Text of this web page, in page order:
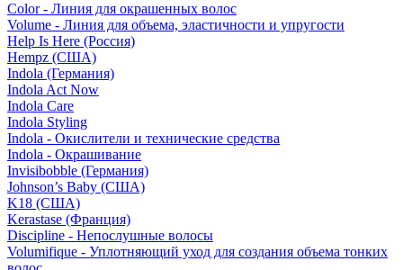
Color - Линия для окрашенных волос
Volume - Линия для объема, эластичности и упругости
Help Is Here (Россия)
Hempz (США)
Indola (Германия)
Indola Act Now
Indola Care
Indola Styling
Indola - Окислители и технические средства
Indola - Окрашивание
Invisibobble (Германия)
Johnson’s Baby (США)
K18 (США)
Kerastase (Франция)
Discipline - Непослушные волосы
Volumifique - Уплотняющий уход для создания объема тонких